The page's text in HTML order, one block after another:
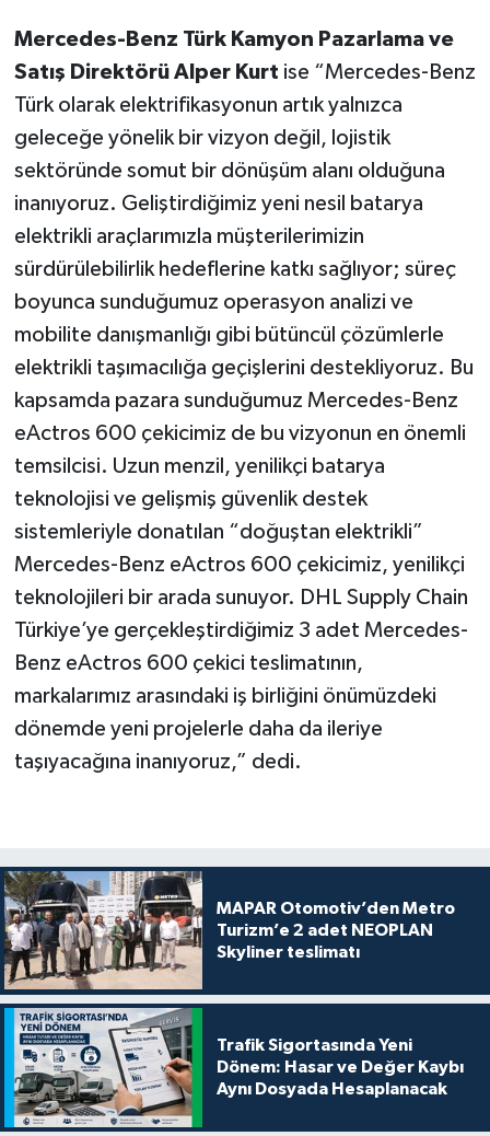
Mercedes-Benz Türk Kamyon Pazarlama ve
Satış Direktörü Alper Kurt ise “Mercedes-Benz
Türk olarak elektrifikasyonun artık yalnızca
geleceğe yönelik bir vizyon değil, lojistik
sektöründe somut bir dönüşüm alanı olduğuna
inanıyoruz. Geliştirdiğimiz yeni nesil batarya
elektrikli araçlarımızla müşterilerimizin
sürdürülebilirlik hedeflerine katkı sağlıyor; süreç
boyunca sunduğumuz operasyon analizi ve
mobilite danışmanlığı gibi bütüncül çözümlerle
elektrikli taşımacılığa geçişlerini destekliyoruz. Bu
kapsamda pazara sunduğumuz Mercedes-Benz
eActros 600 çekicimiz de bu vizyonun en önemli
temsilcisi. Uzun menzil, yenilikçi batarya
teknolojisi ve gelişmiş güvenlik destek
sistemleriyle donatılan “doğuştan elektrikli”
Mercedes-Benz eActros 600 çekicimiz, yenilikçi
teknolojileri bir arada sunuyor. DHL Supply Chain
Türkiye’ye gerçekleştirdiğimiz 3 adet Mercedes-
Benz eActros 600 çekici teslimatının,
markalarımız arasındaki iş birliğini önümüzdeki
dönemde yeni projelerle daha da ileriye
taşıyacağına inanıyoruz,” dedi.
MAPAR Otomotiv’den Metro
Turizm’e 2 adet NEOPLAN
Skyliner teslimatı
Trafik Sigortasında Yeni
Dönem: Hasar ve Değer Kaybı
Aynı Dosyada Hesaplanacak